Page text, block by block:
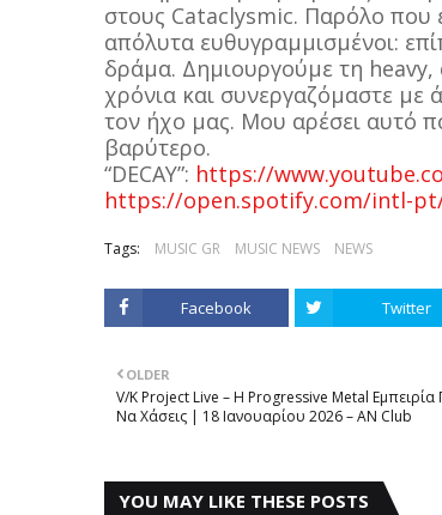
στους Cataclysmic. Παρόλο που
απόλυτα ευθυγραμμισμένοι:
δράμα. Δημιουργούμε τη
χρόνια και συνεργαζόμαστε
τον ήχο μας. Μου αρέσει αυτό
βαρύτερο.
“DECAY”: https://
https://open.spotify.com/intl-
Tags: MUSIC GR MUSIC NEWS NEWS
Facebook Twitter
OLDER
V/K Project Live – Η Progressive Metal
Να Χάσεις | 18 Ιανουαρίου 2026 – AN Club
YOU MAY LIKE THESE POSTS